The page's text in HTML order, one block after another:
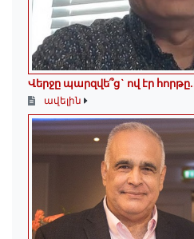
Վերջը պարզվե՞ց` ով էր
ավելին